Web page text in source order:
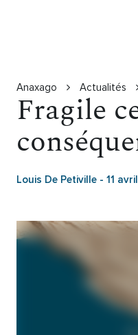
Anaxago Actualités
Fragile
Louis De Petiville -11